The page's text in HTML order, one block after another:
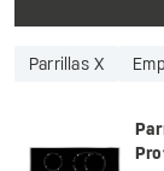
Parrillas X